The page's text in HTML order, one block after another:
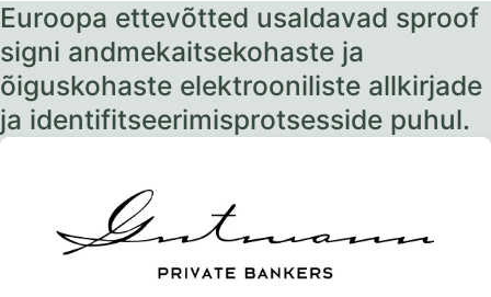
Euroopa ettevõtted usaldavad sproof
signi andmekaitsekohaste ja
õiguskohaste elektrooniliste allkirjade
ja identifitseerimisprotsesside puhul.